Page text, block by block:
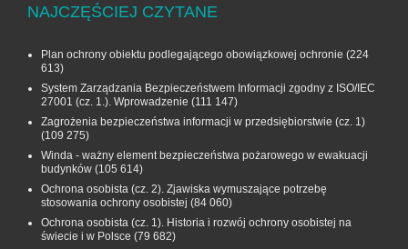
NAJCZĘŚCIEJ CZYTANE
Plan ochrony obiektu podlegającego obowiązkowej ochronie (224
613)
System Zarządzania Bezpieczeństwem Informacji zgodny z ISO/IEC
27001 (cz. 1.). Wprowadzenie (111 147)
Zagrożenia bezpieczeństwa informacji w przedsiębiorstwie (cz. 1)
(109 275)
Winda - ważny element bezpieczeństwa pożarowego w ewakuacji
budynków (105 614)
Ochrona osobista (cz. 2). Zjawiska wymuszające potrzebę
stosowania ochrony osobistej (84 060)
Ochrona osobista (cz. 1). Historia i rozwój ochrony osobistej na
świecie i w Polsce (79 682)